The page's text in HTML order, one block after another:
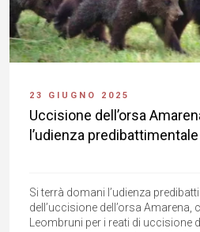
23 GIUGNO 2025
Uccisione dell’orsa
l’udienza predibattimentale
Si terrà domani l’udienza
dell’uccisione dell’orsa Amarena,
Leombruni per i reati di uccisione